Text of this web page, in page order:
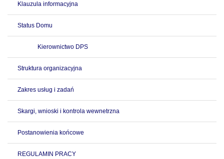
Klauzula informacyjna
Status Domu
Kierownictwo DPS
Struktura organizacyjna
Zakres usług i zadań
Skargi, wnioski i kontrola wewnetrzna
Postanowienia końcowe
REGULAMIN PRACY